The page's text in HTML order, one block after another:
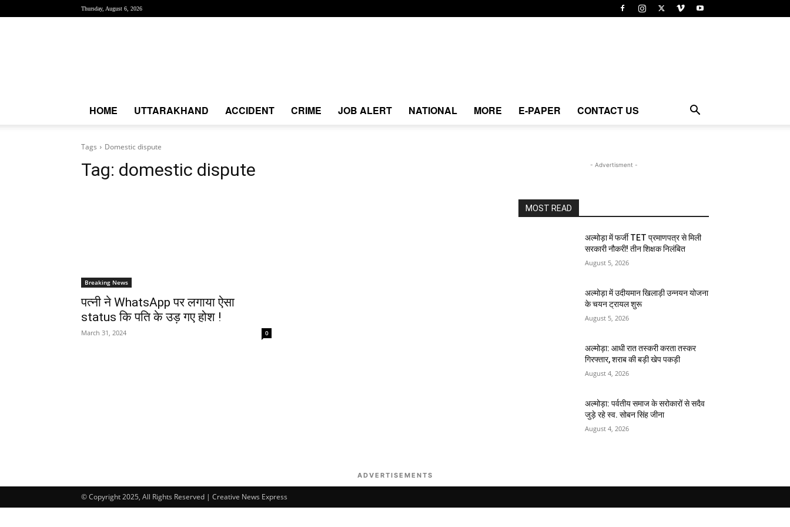
Thursday, August 6, 2026
HOME UTTARAKHAND ACCIDENT CRIME JOB ALERT NATIONAL MORE E-PAPER CONTACT US
Tags Domestic dispute
Tag: domestic dispute
Breaking News
पत्नी ने WhatsApp पर लगाया ऐसा
status कि पति के उड़ गए होश !
March 31, 2024 0
- Advertisment -
MOST READ
अल्मोड़ा में फर्जी TET प्रमाणपत्र से मिली
सरकारी नौकरी! तीन शिक्षक निलंबित
August 5, 2026
अल्मोड़ा में उदीयमान खिलाड़ी उन्नयन योजना
के चयन ट्रायल शुरू
August 5, 2026
अल्मोड़ा: आधी रात तस्करी करता तस्कर​
गिरफ्तार, शराब की बड़ी खेप पकड़ी
August 4, 2026
अल्मोड़ा: पर्वतीय समाज के सरोकारों से सदैव
जुड़े रहे स्व. सोबन सिंह जीना
August 4, 2026
ADVERTISEMENTS
© Copyright 2025, All Rights Reserved | Creative News Express